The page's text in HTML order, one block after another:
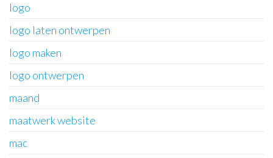
logo
logo laten ontwerpen
logo maken
logo ontwerpen
maand
maatwerk website
mac